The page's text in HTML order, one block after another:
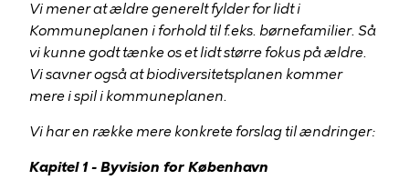
Vi mener at ældre generelt fylder for lidt i
Kommuneplanen i forhold til f.eks. børnefamilier. Så
vi kunne godt tænke os et lidt større fokus på ældre.
Vi savner også at biodiversitetsplanen kommer
mere i spil i kommuneplanen.
Vi har en række mere konkrete forslag til ændringer:
Kapitel 1 - Byvision for København